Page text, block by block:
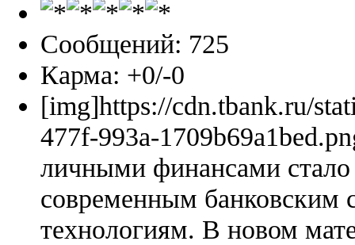
Сообщений: 725
Карма: +0/-0
[img]https://cdn.tbank.ru/
477f-993a-
личными финансами
современным банковским
технологиям. В новом